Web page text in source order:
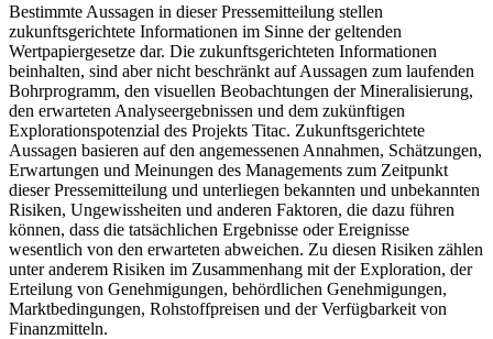
Bestimmte Aussagen in dieser Pressemitteilung stellen
zukunftsgerichtete Informationen im Sinne der geltenden
Wertpapiergesetze dar. Die zukunftsgerichteten Informationen
beinhalten, sind aber nicht beschränkt auf Aussagen zum laufenden
Bohrprogramm, den visuellen Beobachtungen der Mineralisierung,
den erwarteten Analyseergebnissen und dem zukünftigen
Explorationspotenzial des Projekts Titac. Zukunftsgerichtete
Aussagen basieren auf den angemessenen Annahmen, Schätzungen,
Erwartungen und Meinungen des Managements zum Zeitpunkt
dieser Pressemitteilung und unterliegen bekannten und unbekannten
Risiken, Ungewissheiten und anderen Faktoren, die dazu führen
können, dass die tatsächlichen Ergebnisse oder Ereignisse
wesentlich von den erwarteten abweichen. Zu diesen Risiken zählen
unter anderem Risiken im Zusammenhang mit der Exploration, der
Erteilung von Genehmigungen, behördlichen Genehmigungen,
Marktbedingungen, Rohstoffpreisen und der Verfügbarkeit von
Finanzmitteln.